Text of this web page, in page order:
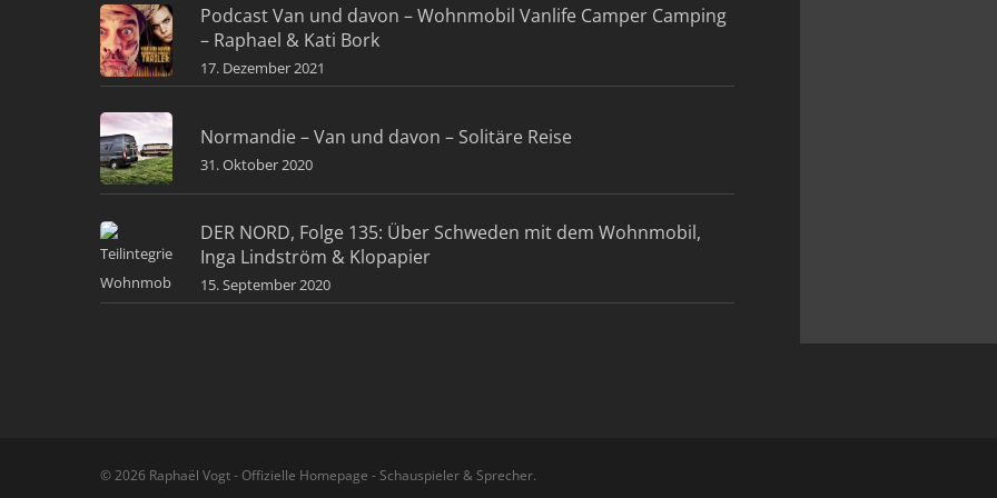
Podcast Van und davon – Wohnmobil Vanlife Camper Camping
– Raphael & Kati Bork
17. Dezember 2021
Normandie – Van und davon – Solitäre Reise
31. Oktober 2020
DER NORD, Folge 135: Über Schweden mit dem Wohnmobil,
Inga Lindström & Klopapier
15. September 2020
© 2026 Raphaël Vogt - Offizielle Homepage - Schauspieler & Sprecher.